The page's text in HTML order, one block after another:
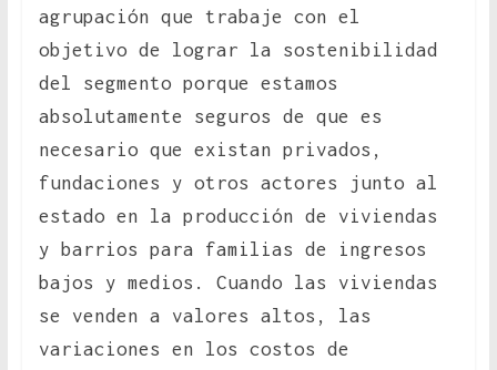
agrupación que trabaje con el
objetivo de lograr la sostenibilidad
del segmento porque estamos
absolutamente seguros de que es
necesario que existan privados,
fundaciones y otros actores junto al
estado en la producción de viviendas
y barrios para familias de ingresos
bajos y medios. Cuando las viviendas
se venden a valores altos, las
variaciones en los costos de